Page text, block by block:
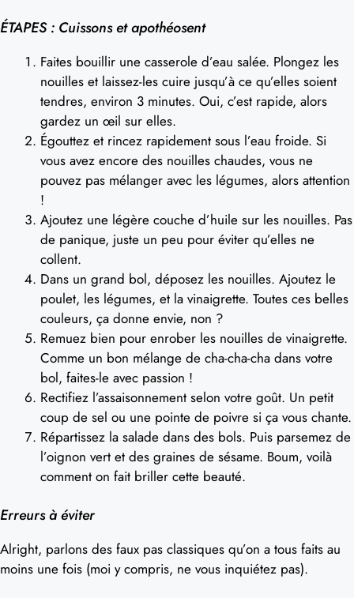
ÉTAPES : Cuissons et apothéosent
Faites bouillir une casserole d’eau salée. Plongez les
nouilles et laissez-les cuire jusqu’à ce qu’elles soient
tendres, environ 3 minutes. Oui, c’est rapide, alors
gardez un œil sur elles.
Égouttez et rincez rapidement sous l’eau froide. Si
vous avez encore des nouilles chaudes, vous ne
pouvez pas mélanger avec les légumes, alors attention
!
Ajoutez une légère couche d’huile sur les nouilles. Pas
de panique, juste un peu pour éviter qu’elles ne
collent.
Dans un grand bol, déposez les nouilles. Ajoutez le
poulet, les légumes, et la vinaigrette. Toutes ces belles
couleurs, ça donne envie, non ?
Remuez bien pour enrober les nouilles de vinaigrette.
Comme un bon mélange de cha-cha-cha dans votre
bol, faites-le avec passion !
Rectifiez l’assaisonnement selon votre goût. Un petit
coup de sel ou une pointe de poivre si ça vous chante.
Répartissez la salade dans des bols. Puis parsemez de
l’oignon vert et des graines de sésame. Boum, voilà
comment on fait briller cette beauté.
Erreurs à éviter
Alright, parlons des faux pas classiques qu’on a tous faits au
moins une fois (moi y compris, ne vous inquiétez pas).